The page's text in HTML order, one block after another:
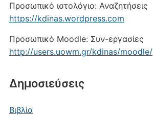
Προσωπικό ιστολόγιο: Αναζητήσεις
https://kdinas.wordpress.com
Προσωπικό Moodle: Συν-εργασίες
http://users.uowm.gr/kdinas/moodle/
Δημοσιεύσεις
Βιβλία